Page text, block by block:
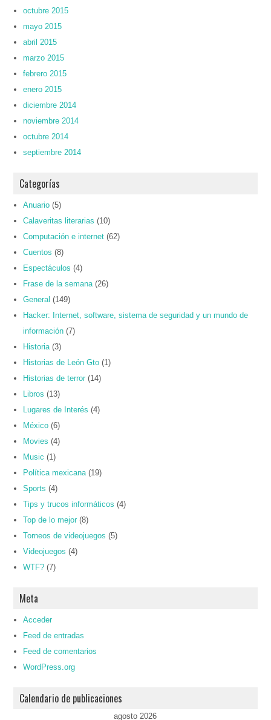
octubre 2015
mayo 2015
abril 2015
marzo 2015
febrero 2015
enero 2015
diciembre 2014
noviembre 2014
octubre 2014
septiembre 2014
Categorías
Anuario (5)
Calaveritas literarias (10)
Computación e internet (62)
Cuentos (8)
Espectáculos (4)
Frase de la semana (26)
General (149)
Hacker: Internet, software, sistema de seguridad y un mundo de
información (7)
Historia (3)
Historias de León Gto (1)
Historias de terror (14)
Libros (13)
Lugares de Interés (4)
México (6)
Movies (4)
Music (1)
Política mexicana (19)
Sports (4)
Tips y trucos informáticos (4)
Top de lo mejor (8)
Torneos de videojuegos (5)
Videojuegos (4)
WTF? (7)
Meta
Acceder
Feed de entradas
Feed de comentarios
WordPress.org
Calendario de publicaciones
agosto 2026